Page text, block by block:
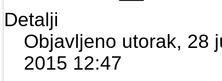
Detalji
Objavljeno utorak, 28
2015 12:47